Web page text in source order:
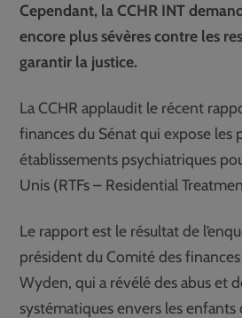
Cependant, la CCHR INT
encore plus sévères contre les
garantir la justice.
La CCHR applaudit le récent
finances du Sénat qui expose les
établissements psychiatriques
Unis (RTFs – Residential
Le rapport est le résultat de
président du Comité des
Wyden, qui a révélé des abus et
systématiques envers les enfants